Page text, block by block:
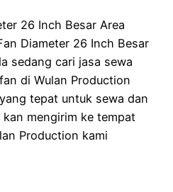
26 Inch Besar Area
Diameter 26 Inch Besar
sedang cari jasa sewa
di Wulan Production
tepat untuk sewa dan
mengirim ke tempat
Production kami